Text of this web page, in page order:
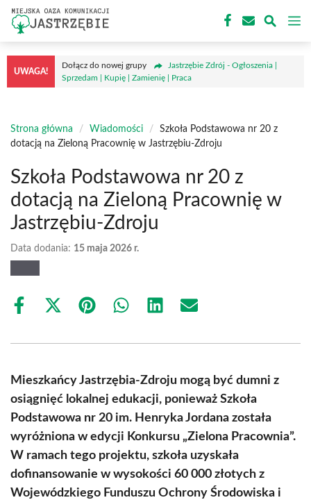
Przejdź
treści
UWAGA!
Dołącz do nowej grupy
Jastrzębie Zdrój - Ogłoszenia |
Sprzedam | Kupię | Zamienię | Praca
Strona główna / Wiadomości /
Szkoła Podstawowa nr 20 z
dotacją na Zieloną Pracownię w Jastrzębiu-Zdroju
Szkoła Podstawowa nr 20 z
dotacją na Zieloną Pracownię w
Jastrzębiu-Zdroju
Data dodania: 15 maja 2026 r.
Share
Share
(Twitter)
Share Share Share Share
Mieszkańcy Jastrzębia-Zdroju mogą być dumni z
osiągnięć lokalnej edukacji, ponieważ Szkoła
Podstawowa nr 20 im. Henryka Jordana została
wyróżniona w edycji Konkursu „Zielona Pracownia”.
W ramach tego projektu, szkoła uzyskała
dofinansowanie w wysokości 60 000 złotych z
Wojewódzkiego Funduszu Ochrony Środowiska i